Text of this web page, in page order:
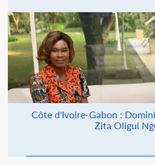
Côte d'Ivoire-Gabon :
Zita Oligui